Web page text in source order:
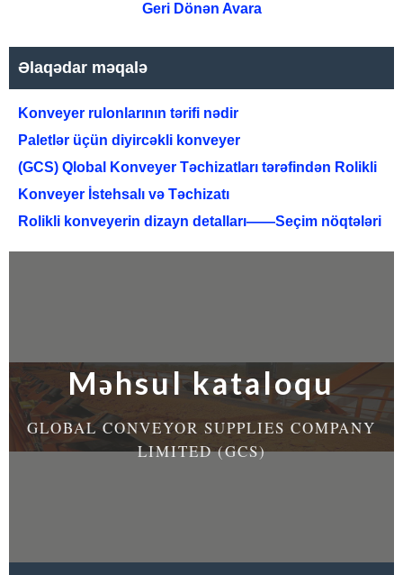
Geri Dönən Avara
Əlaqədar məqalə
Konveyer rulonlarının tərifi nədir
Paletlər üçün diyircəkli konveyer
(GCS) Qlobal Konveyer Təchizatları tərəfindən Rolikli
Konveyer İstehsalı və Təchizatı
Rolikli konveyerin dizayn detalları——Seçim nöqtələri
Məhsul kataloqu
GLOBAL CONVEYOR SUPPLIES COMPANY
LIMITED (GCS)